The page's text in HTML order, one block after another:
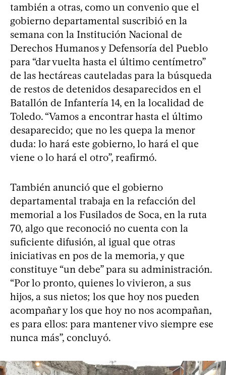
también a otras, como un convenio que el
gobierno departamental suscribió en la
semana con la Institución Nacional de
Derechos Humanos y Defensoría del Pueblo
para “dar vuelta hasta el último centímetro”
de las hectáreas cauteladas para la búsqueda
de restos de detenidos desaparecidos en el
Batallón de Infantería 14, en la localidad de
Toledo. “Vamos a encontrar hasta el último
desaparecido; que no les quepa la menor
duda: lo hará este gobierno, lo hará el que
viene o lo hará el otro”, reafirmó.
También anunció que el gobierno
departamental trabaja en la refacción del
memorial a los Fusilados de Soca, en la ruta
70, algo que reconoció no cuenta con la
suficiente difusión, al igual que otras
iniciativas en pos de la memoria, y que
constituye “un debe” para su administración.
“Por lo pronto, quienes lo vivieron, a sus
hijos, a sus nietos; los que hoy nos pueden
acompañar y los que hoy no nos acompañan,
es para ellos: para mantener vivo siempre ese
nunca más”, concluyó.